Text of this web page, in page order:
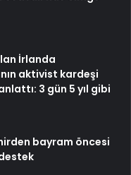
İrlanda
aktivist kardeşi
3 gün 5 yıl gibi
bayram öncesi